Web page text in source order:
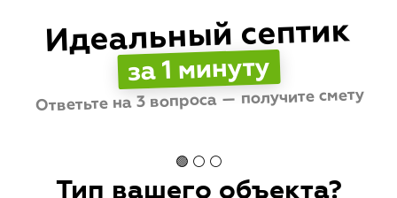
Идеальный септик
за 1 минуту
Ответьте на 3 вопроса — получите смету
🟢 ⚪ ⚪
Тип вашего объекта?
а избыточная мощность –
к нарушению работы биофлоры
и повышенным расходам.